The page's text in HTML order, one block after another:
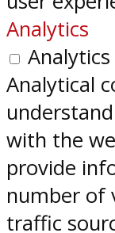
Analytics
Analytics
Analytical
with the
provide
number of
traffic